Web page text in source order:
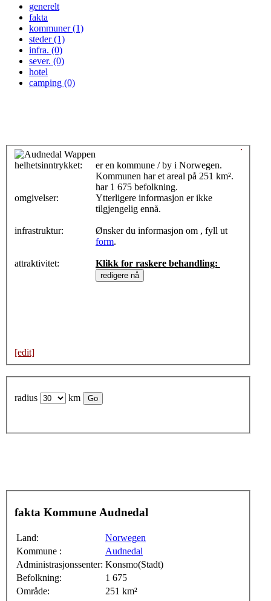
generelt
fakta
kommuner (1)
steder (1)
infra. (0)
sever. (0)
hotel
camping (0)
helhetsinntrykket:
omgivelser:
infrastruktur:
attraktivitet:
er en kommune / by i Norwegen.
Kommunen har et areal på 251 km².
har 1 675 befolkning.
Ytterligere informasjon er ikke
tilgjengelig ennå.
Ønsker du informasjon om , fyll ut
form.
Klikk for raskere behandling:
[edit]
radius km
fakta Kommune Audnedal
Land:
Norwegen
Kommune :
Audnedal
Administrasjonssenter: Konsmo(Stadt)
Befolkning:
1 675
Område:
251 km²